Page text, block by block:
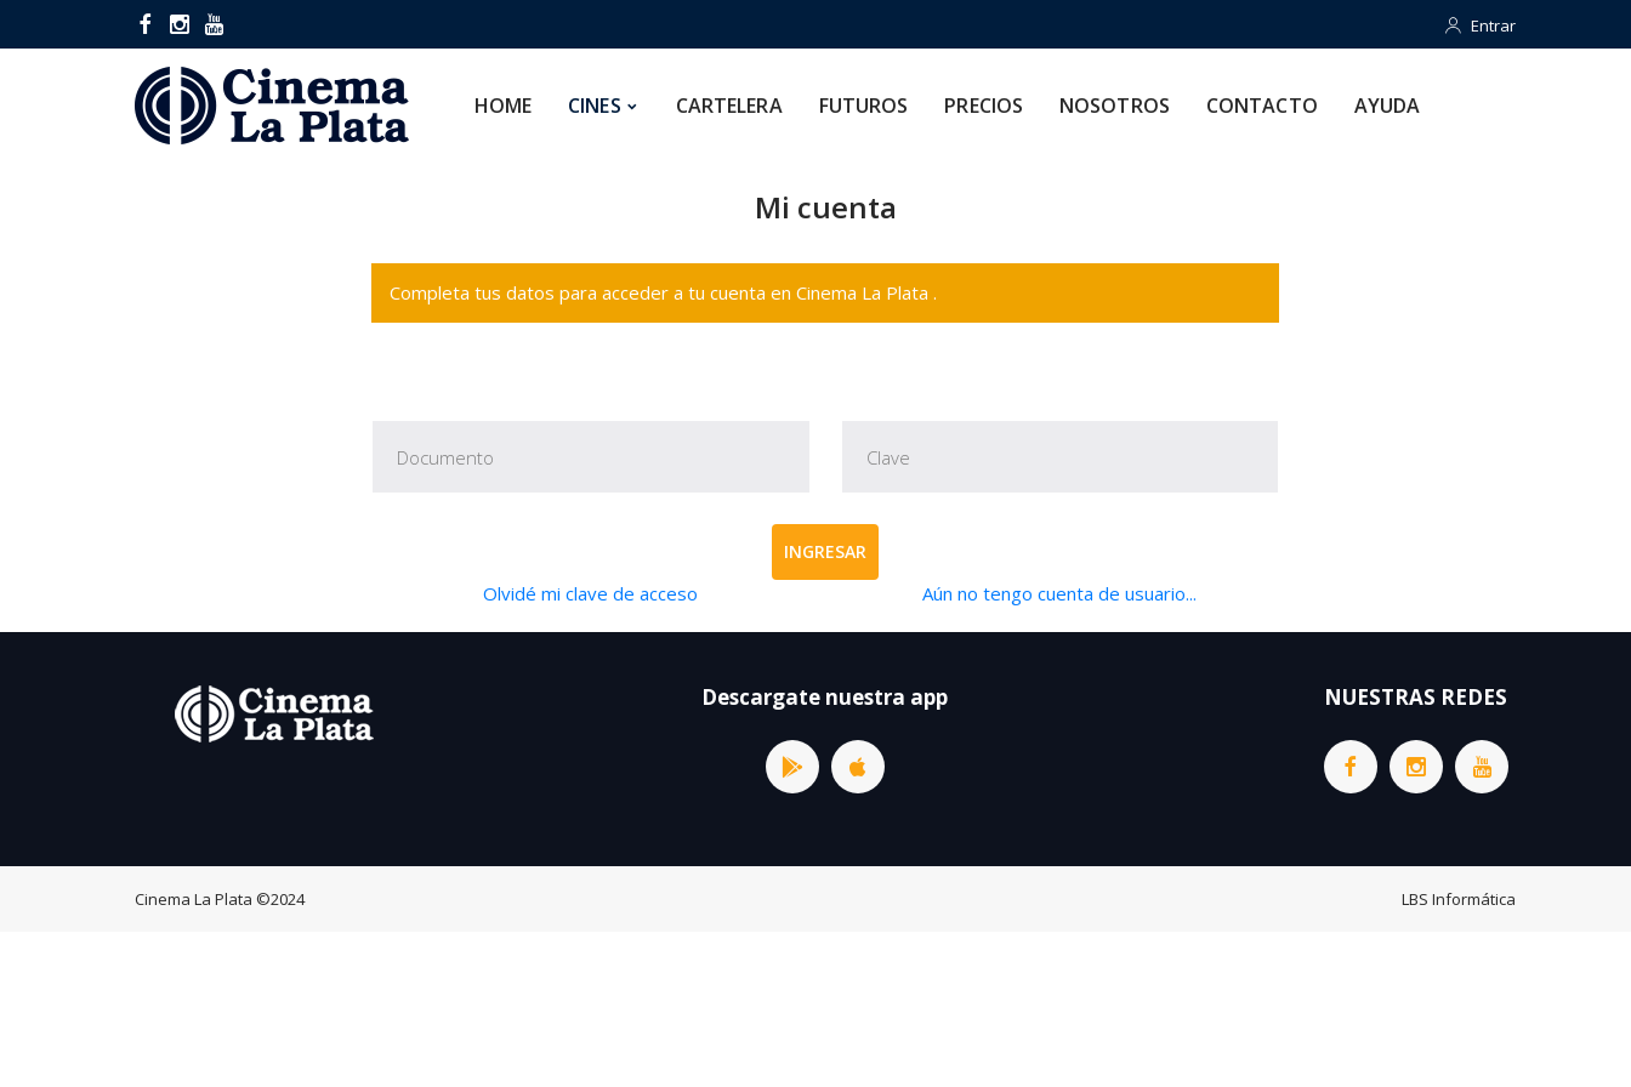
Entrar
Entrar
HOME CINES CARTELERA FUTUROS PRECIOS NOSOTROS CONTACTO AYUDA
Mi cuenta
Completa tus datos para acceder a tu cuenta en Cinema La Plata .
INGRESAR
Olvidé mi clave de acceso Aún no tengo cuenta de usuario...
Descargate nuestra app NUESTRAS REDES
Cinema La Plata ©2024 LBS Informática